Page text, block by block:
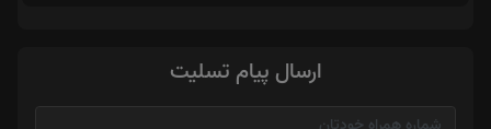
ارسال پیام تسلیت